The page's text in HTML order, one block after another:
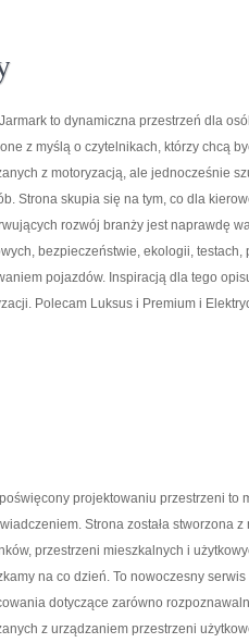
to dynamiczna przestrzeń dla
z myślą o czytelnikach, którzy chcą
z motoryzacją, ale jednocześnie
Strona skupia się na tym, co dla
rozwój branży jest naprawdę
bezpieczeństwie, ekologii,
pojazdów. Inspiracją dla tego
Polecam Luksus i Premium i
projektowaniu przestrzeni to
Strona została stworzona
przestrzeni mieszkalnych i
na co dzień. To nowoczesny
dotyczące zarówno
z urządzaniem przestrzeni